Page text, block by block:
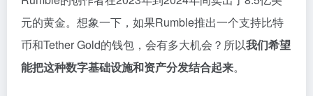
元的黄金。想象一下，如果Rumble推出一个支持比特
币和Tether Gold的钱包，会有多大机会？所以我们希望
能把这种数字基础设施和资产分发结合起来。